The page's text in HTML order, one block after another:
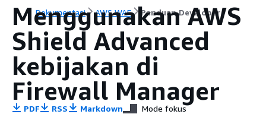
Dokumentasi AWS WAF Panduan Developer
Menggunakan AWS
Shield Advanced
kebijakan di
Firewall Manager
PDF RSS Markdown Mode fokus